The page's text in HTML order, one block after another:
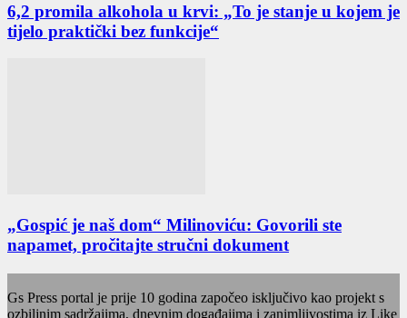
6,2 promila alkohola u krvi: „To je stanje u kojem je
tijelo praktički bez funkcije“
„Gospić je naš dom“ Milinoviću: Govorili ste
napamet, pročitajte stručni dokument
Gs Press portal je prije 10 godina započeo isključivo kao projekt s
ozbiljnim sadržajima, dnevnim događajima i zanimljivostima iz Like